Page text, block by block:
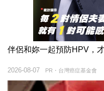
伴侶和妳一起預防HPV，
PR・台灣癌症基金會
2026-08-07